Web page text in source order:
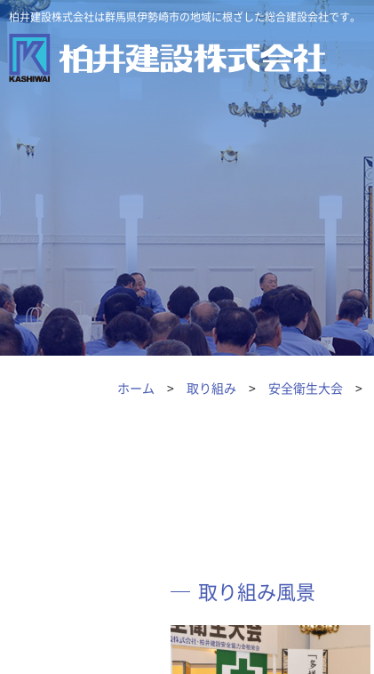
柏井建設株式会社は群馬県伊勢崎市の地域に根ざした総合建設会社です。
ホーム 取り組み 安全衛生大会
取り組み風景